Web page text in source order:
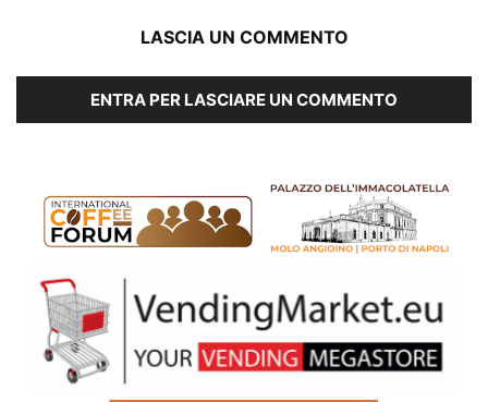
LASCIA UN COMMENTO
ENTRA PER LASCIARE UN COMMENTO